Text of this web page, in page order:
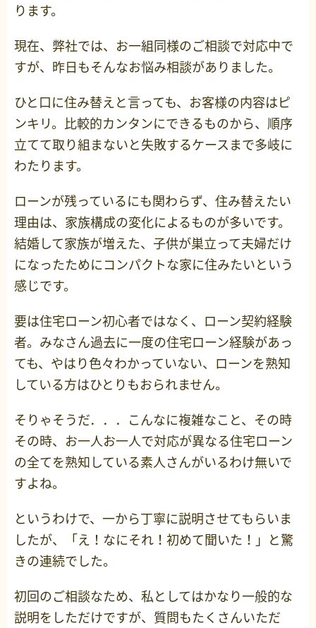
ります。
現在、弊社では、お一組同様のご相談で対応中で
すが、昨日もそんなお悩み相談がありました。
ひと口に住み替えと言っても、お客様の内容はピ
ンキリ。比較的カンタンにできるものから、順序
立てて取り組まないと失敗するケースまで多岐に
わたります。
ローンが残っているにも関わらず、住み替えたい
理由は、家族構成の変化によるものが多いです。
結婚して家族が増えた、子供が巣立って夫婦だけ
になったためにコンパクトな家に住みたいという
感じです。
要は住宅ローン初心者ではなく、ローン契約経験
者。みなさん過去に一度の住宅ローン経験があっ
ても、やはり色々わかっていない、ローンを熟知
している方はひとりもおられません。
そりゃそうだ．．．こんなに複雑なこと、その時
その時、お一人お一人で対応が異なる住宅ローン
の全てを熟知している素人さんがいるわけ無いで
すよね。
というわけで、一から丁寧に説明させてもらいま
したが、「え！なにそれ！初めて聞いた！」と驚
きの連続でした。
初回のご相談なため、私としてはかなり一般的な
説明をしただけですが、質問もたくさんいただ